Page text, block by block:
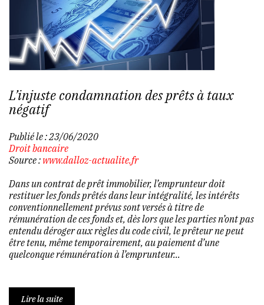
L’injuste condamnation des prêts à taux
négatif
Publié le :23/06/2020
Droit bancaire
Source : www.dalloz-actualite.fr
Dans un contrat de prêt immobilier, l’emprunteur doit
restituer les fonds prêtés dans leur intégralité, les intérêts
conventionnellement prévus sont versés à titre de
rémunération de ces fonds et, dès lors que les parties n’ont pas
entendu déroger aux règles du code civil, le prêteur ne peut
être tenu, même temporairement, au paiement d’une
quelconque rémunération à l’emprunteur...
Lire la suite